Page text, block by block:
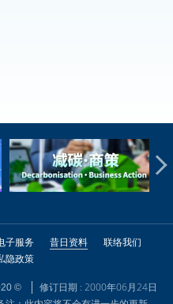
子服务 昔日资料
联络我们
隐政策
©
修订日期 : 2000年06月24日